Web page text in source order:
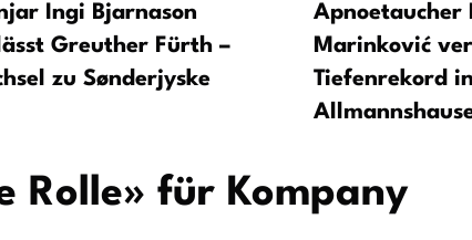
Ingi Bjarnason
Greuther Fürth –
zu Sønderjyske
Apnoetaucher
Marinković
Tiefenrekord in
Rolle» für Kompany